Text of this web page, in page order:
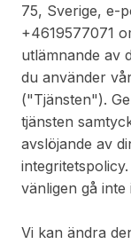
75, Sverige, e-
+4619577071
utlämnande av
du använder
("Tjänsten").
tjänsten
avslöjande av
vänligen gå
Vi kan ändra